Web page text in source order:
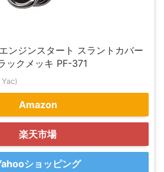
ンジンスタート スラントカバー
ックメッキ PF-371
Amazon
楽天市場
ショッピング